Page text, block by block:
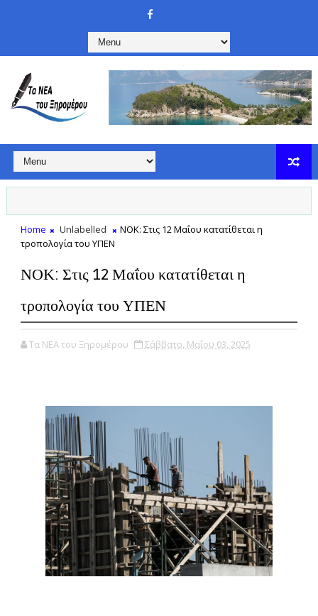
Home Unlabelled
ΝΟΚ: Στις 12 Μαΐου κατατίθεται η
τροπολογία του ΥΠΕΝ
ΝΟΚ: Στις 12 Μαΐου κατατίθεται η
τροπολογία του ΥΠΕΝ
Τα ΝΕΑ του Ξηρομέρου Σάββατο, Μαΐου 03, 2025